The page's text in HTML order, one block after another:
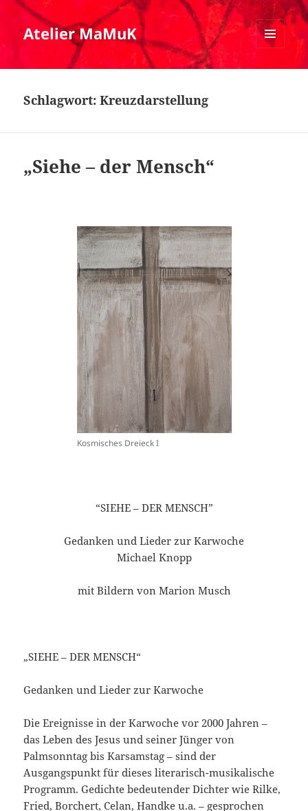
Atelier MaMuK
Schlagwort:Kreuzdarstellung
„Siehe – der Mensch“
Kosmisches Dreieck I
“SIEHE – DER MENSCH”
Gedanken und Lieder zur Karwoche
Michael Knopp
mit Bildern von Marion Musch
„SIEHE – DER MENSCH“
Gedanken und Lieder zur Karwoche
Die Ereignisse in der Karwoche vor 2000 Jahren –
das Leben des Jesus und seiner Jünger von
Palmsonntag bis Karsamstag – sind der
Ausgangspunkt für dieses literarisch-musikalische
Programm. Gedichte bedeutender Dichter wie Rilke,
Fried, Borchert, Celan, Handke u.a. – gesprochen